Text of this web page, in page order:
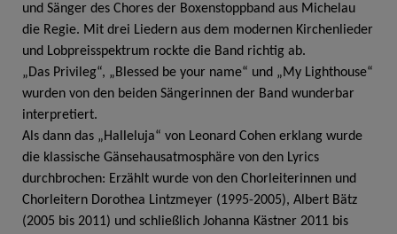
und Sänger des Chores der Boxenstoppband aus Michelau
die Regie. Mit drei Liedern aus dem modernen Kirchenlieder
und Lobpreisspektrum rockte die Band richtig ab.
„Das Privileg“, „Blessed be your name“ und „My Lighthouse“
wurden von den beiden Sängerinnen der Band wunderbar
interpretiert.
Als dann das „Halleluja“ von Leonard Cohen erklang wurde
die klassische Gänsehausatmosphäre von den Lyrics
durchbrochen: Erzählt wurde von den Chorleiterinnen und
Chorleitern Dorothea Lintzmeyer (1995-2005), Albert Bätz
(2005 bis 2011) und schließlich Johanna Kästner 2011 bis